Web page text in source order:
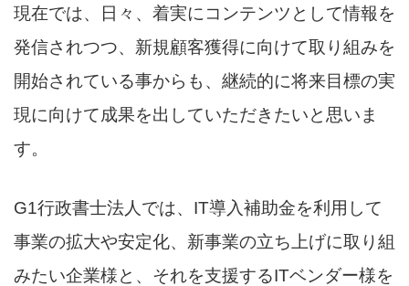
現在では、日々、着実にコンテンツとして情報を
発信されつつ、新規顧客獲得に向けて取り組みを
開始されている事からも、継続的に将来目標の実
現に向けて成果を出していただきたいと思いま
す。
G1行政書士法人では、IT導入補助金を利用して
事業の拡大や安定化、新事業の立ち上げに取り組
みたい企業様と、それを支援するITベンダー様を